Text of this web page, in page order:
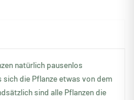
natürlich pausenlos
die Pflanze etwas von dem
sind alle Pflanzen die